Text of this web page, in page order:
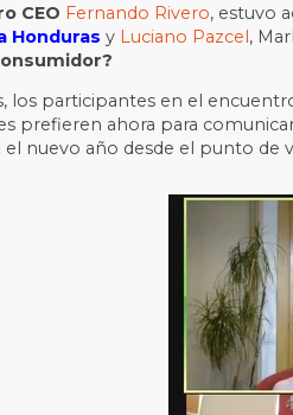
CEO Fernando Rivero, estuvo
Honduras y Luciano Pazcel,
los participantes en el
prefieren ahora para
nuevo año desde el punto de